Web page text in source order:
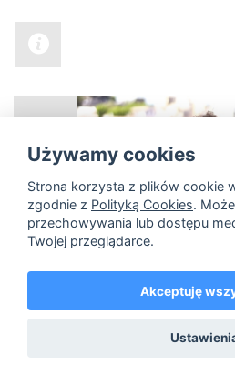
Używamy cookies
Strona korzysta z plików cookie
zgodnie z Polityką Cookies.
przechowywania lub dostępu
Twojej przeglądarce.
Akceptuję